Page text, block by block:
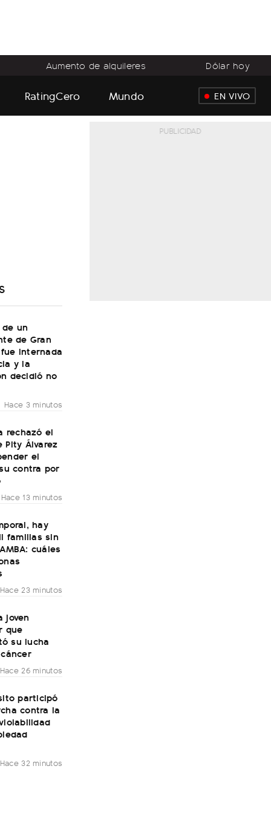
Aumento de alquileres Dólar hoy
RatingCero Mundo EN VIVO
un
de Gran
internada
y la
decidió no
Hace 3 minutos
rechazó el
Pity Álvarez
el
contra por
Hace 13 minutos
hay
familias sin
cuáles
Hace 23 minutos
joven
que
su lucha
Hace 26 minutos
participó
contra la
Hace 32 minutos